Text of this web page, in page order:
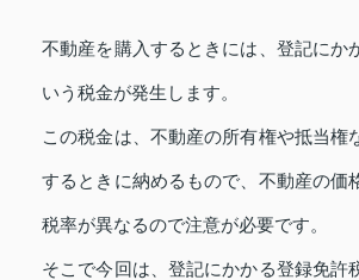
不動産を購入するときには、登記にか
いう税金が発生します。
この税金は、不動産の所有権や抵当権
するときに納めるもので、不動産の価
税率が異なるので注意が必要です。
そこで今回は、登記にかかる登録免許